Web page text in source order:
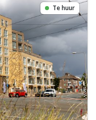
Te huur